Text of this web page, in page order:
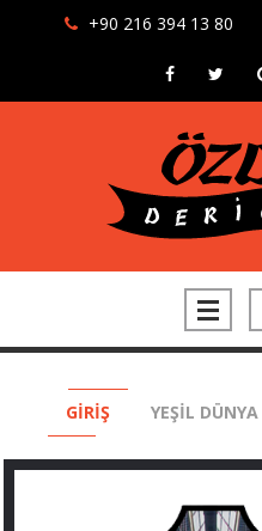
+90 216 394 13 80
GİRİŞ YEŞİL DÜNYA